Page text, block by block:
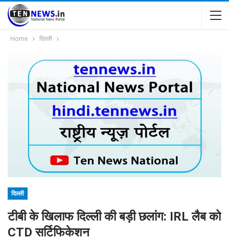
Home दिल्ली
दिल्ली
टीबी के खिलाफ दिल्ली की बड़ी छलांग: IRL लैब को
CTD सर्टिफिकेशन